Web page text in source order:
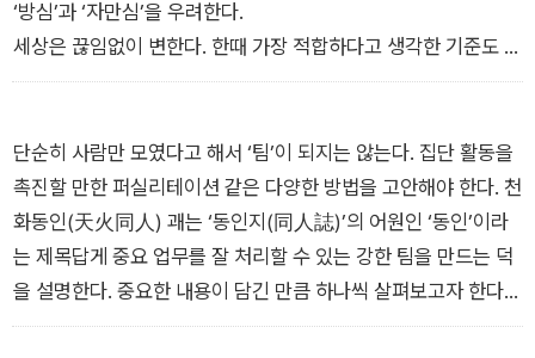
초래하는 불운을 ‘인재(人災)’로 구분했을 때 천재는 피할 수 없
으나 인재는 피할 수 있다고 생각하는 것처럼 말이다.
- 「시작하며」 중에서
‘방심’과 ‘자만심’을 우려한다.
세상은 끊임없이 변한다. 한때 가장 적합하다고 생각한 기준도 환
경이 변하면서 점차 어긋나기 시작한다. 대표적인 예가 비즈니스
면서 레코드 바늘 수요는 급감했다. 가장 잘나가던 메이커의 인기
제품도 맥을 못 추기는 마찬가지였다. 이처럼 비즈니스의 환경 변
화는 냉혹하다. 변화에 대응하지 못한 사업은 더 이상 세상이 필
요로 하지 않는다.
- 「1부 성장_ 부족할 때가 비로소 발전할 때다」 중에서
단순히 사람만 모였다고 해서 ‘팀’이 되지는 않는다. 집단 활동을
촉진할 만한 퍼실리테이션 같은 다양한 방법을 고안해야 한다. 천
화동인(天火同人) 괘는 ‘동인지(同人誌)’의 어원인 ‘동인’이라
는 제목답게 중요 업무를 잘 처리할 수 있는 강한 팀을 만드는 덕
을 설명한다. 중요한 내용이 담긴 만큼 하나씩 살펴보고자 한다.